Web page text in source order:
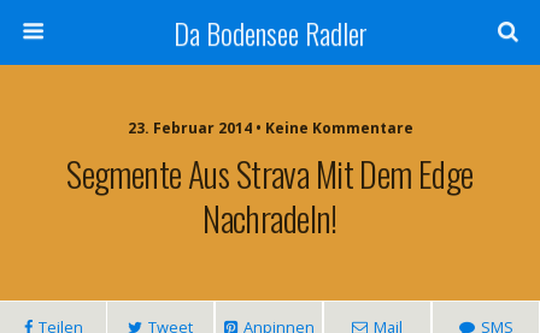
Da Bodensee Radler
23. Februar 2014 • Keine Kommentare
Segmente Aus Strava Mit Dem Edge
Nachradeln!
Teilen Tweet Anpinnen Mail SMS